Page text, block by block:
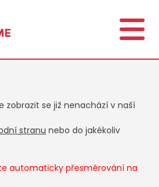
zobrazit se již nenachází v naší
stranu nebo do jakékoliv
automaticky přesměrování na